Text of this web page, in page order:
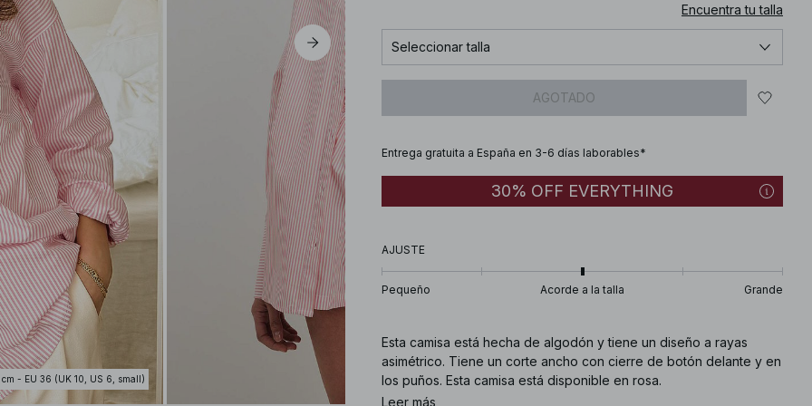
cm - EU 36 (UK 10, US 6, small)
Encuentra tu talla
Seleccionar talla
AGOTADO
Entrega gratuita a España en 3-6 días laborables*
30% OFF EVERYTHING
AJUSTE
Pequeño Acorde a la talla Grande
Esta camisa está hecha de algodón y tiene un diseño a rayas
asimétrico. Tiene un corte ancho con cierre de botón delante y en
los puños. Esta camisa está disponible en rosa.
Leer más